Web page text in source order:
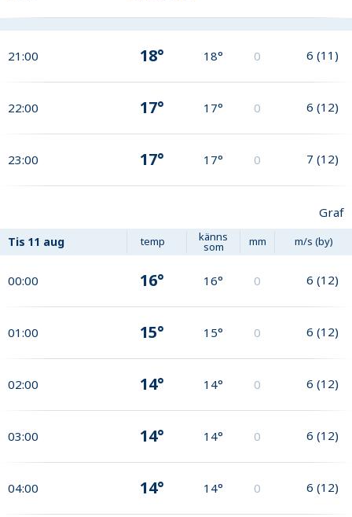
21:00 18° 18° 0 6 (11)
22:00 17° 17° 0 6 (12)
23:00 17° 17° 0 7 (12)
Graf
Tis 11 aug temp känns
som mm m/s (by)
00:00 16° 16° 0 6 (12)
01:00 15° 15° 0 6 (12)
02:00 14° 14° 0 6 (12)
03:00 14° 14° 0 6 (12)
04:00 14° 14° 0 6 (12)